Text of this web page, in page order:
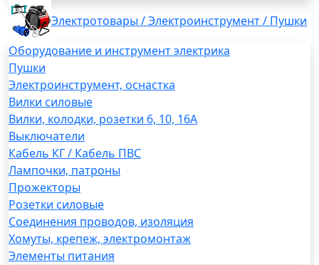
Электротовары / Электроинструмент / Пушки
Оборудование и инструмент электрика
Пушки
Электроинструмент, оснастка
Вилки силовые
Вилки, колодки, розетки 6, 10, 16А
Выключатели
Кабель КГ / Кабель ПВС
Лампочки, патроны
Прожекторы
Розетки силовые
Соединения проводов, изоляция
Хомуты, крепеж, электромонтаж
Элементы питания